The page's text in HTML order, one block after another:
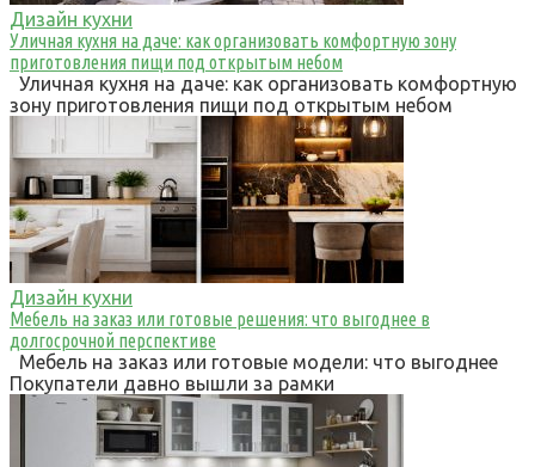
Дизайн кухни
Уличная кухня на даче: как организовать комфортную зону
приготовления пищи под открытым небом
Уличная кухня на даче: как организовать комфортную
зону приготовления пищи под открытым небом
Дизайн кухни
Мебель на заказ или готовые решения: что выгоднее в
долгосрочной перспективе
Мебель на заказ или готовые модели: что выгоднее
Покупатели давно вышли за рамки